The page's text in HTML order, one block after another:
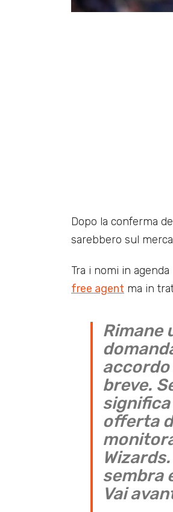
Dopo la conferma
sarebbero sul
Tra i nomi in
free agent ma in
Rimane
accordo
breve.
significa
offerta
sembra
Vai